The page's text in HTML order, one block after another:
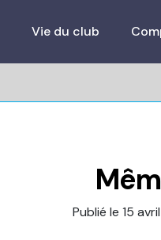
Vie du club
Publié le 15